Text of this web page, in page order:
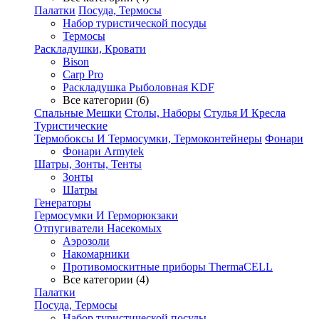
Палатки Посуда, Термосы
Набор туристической посуды
Термосы
Раскладушки, Кровати
Bison
Carp Pro
Раскладушка Рыболовная KDF
Все категории (6)
Спальные Мешки Столы, Наборы Стулья И Кресла
Туристические
Термобоксы И Термосумки, Термоконтейнеры Фонари
Фонари Armytek
Шатры, Зонты, Тенты
Зонты
Шатры
Генераторы
Гермосумки И Герморюкзаки
Отпугиватели Насекомых
Аэрозоли
Накомарники
Противомоскитные приборы ThermaCELL
Все категории (4)
Палатки
Посуда, Термосы